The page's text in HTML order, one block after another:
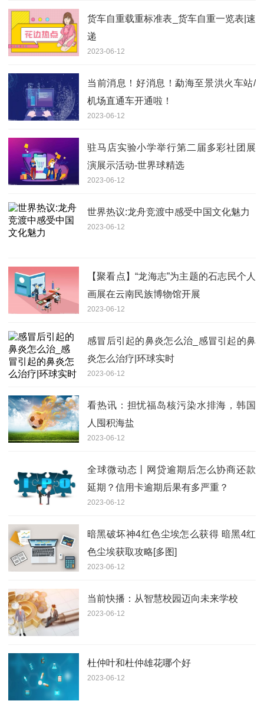
货车自重载重标准表_货车自重一览表|速
递
2023-06-12
当前消息！好消息！勐海至景洪火车站/
机场直通车开通啦！
2023-06-12
驻马店实验小学举行第二届多彩社团展
演展示活动-世界球精选
2023-06-12
世界热议:龙舟竞渡中感受中国文化魅力
2023-06-12
【聚看点】“龙海志”为主题的石志民个人
画展在云南民族博物馆开展
2023-06-12
感冒后引起的鼻炎怎么治_感冒引起的鼻
炎怎么治疗|环球实时
2023-06-12
看热讯：担忧福岛核污染水排海，韩国
人囤积海盐
2023-06-12
全球微动态丨网贷逾期后怎么协商还款
延期？信用卡逾期后果有多严重？
2023-06-12
暗黑破坏神4红色尘埃怎么获得 暗黑4红
色尘埃获取攻略[多图]
2023-06-12
当前快播：从智慧校园迈向未来学校
2023-06-12
杜仲叶和杜仲雄花哪个好
2023-06-12